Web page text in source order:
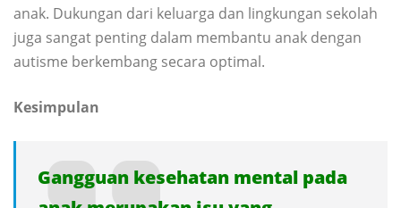
anak. Dukungan dari keluarga dan lingkungan sekolah
juga sangat penting dalam membantu anak dengan
autisme berkembang secara optimal.
Kesimpulan
Gangguan kesehatan mental pada